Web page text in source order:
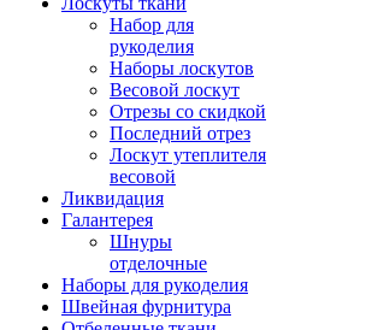
Набор для
рукоделия
Наборы лоскутов
Весовой лоскут
Отрезы со скидкой
Последний отрез
Лоскут утеплителя
весовой
Ликвидация
Галантерея
Шнуры
отделочные
Наборы для рукоделия
Швейная фурнитура